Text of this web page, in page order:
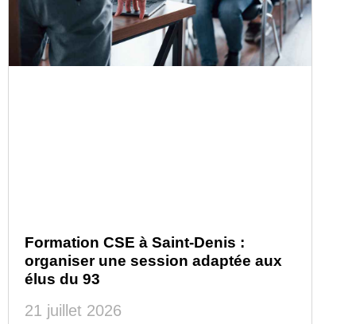
Formation CSE à Saint-Denis :
organiser une session adaptée aux
élus du 93
21 juillet 2026